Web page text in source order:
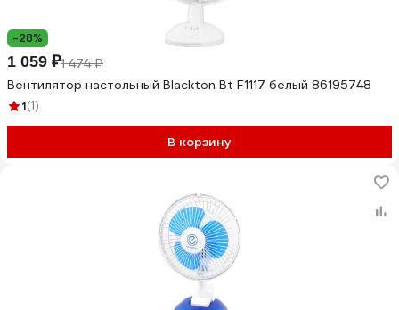
-28%
1 059 ₽1 474 ₽
Вентилятор настольный Blackton Bt F1117 белый 86195748
1(1)
В корзину